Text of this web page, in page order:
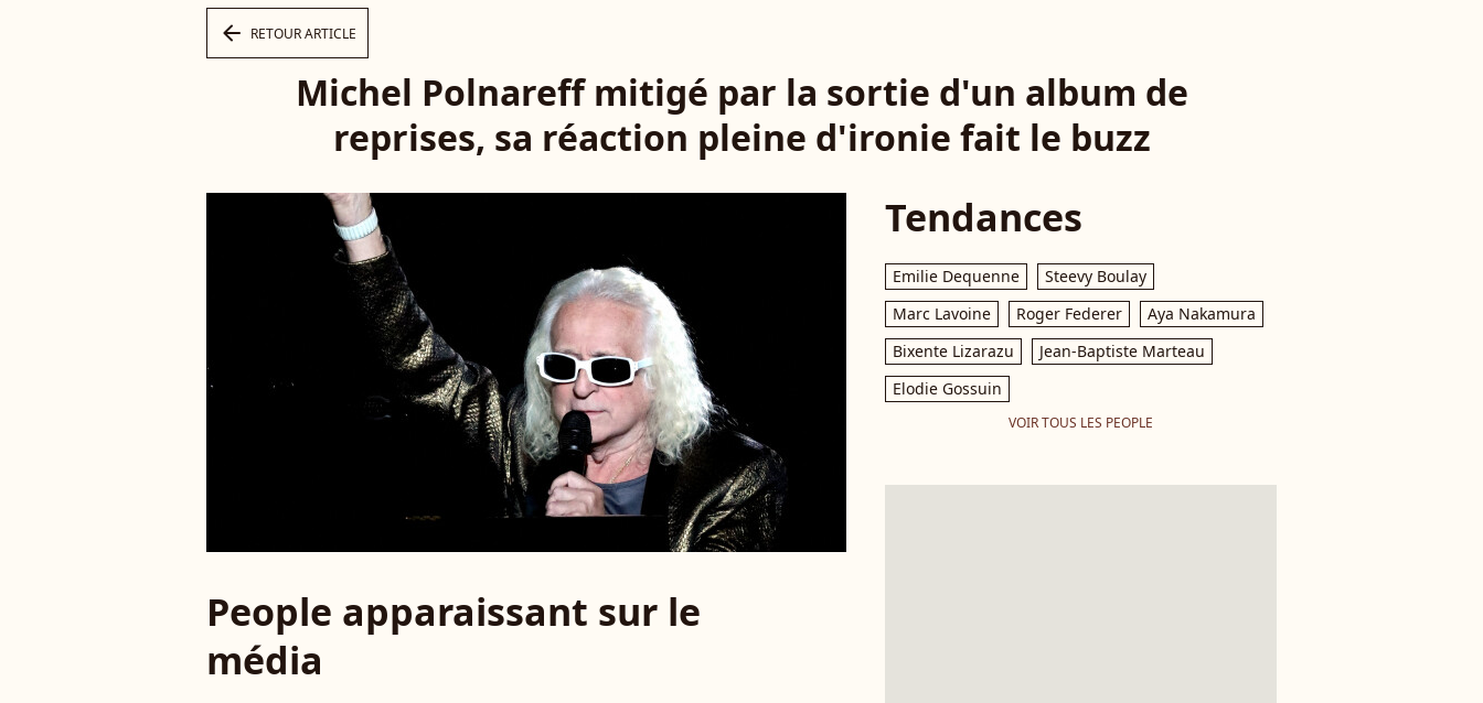
arrow_left RETOUR ARTICLE
Michel Polnareff mitigé par la sortie d'un album de
reprises, sa réaction pleine d'ironie fait le buzz
People apparaissant sur le
média
Tendances
Emilie Dequenne
Steevy Boulay
Marc Lavoine
Roger Federer
Aya Nakamura
Bixente Lizarazu
Jean-Baptiste Marteau
Elodie Gossuin
VOIR TOUS LES PEOPLE